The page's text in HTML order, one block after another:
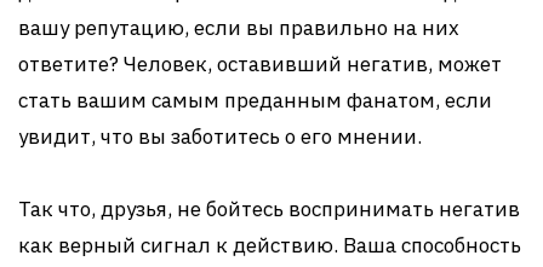
вашу репутацию, если вы правильно на них
ответите? Человек, оставивший негатив, может
стать вашим самым преданным фанатом, если
увидит, что вы заботитесь о его мнении.
Так что, друзья, не бойтесь воспринимать негатив
как верный сигнал к действию. Ваша способность